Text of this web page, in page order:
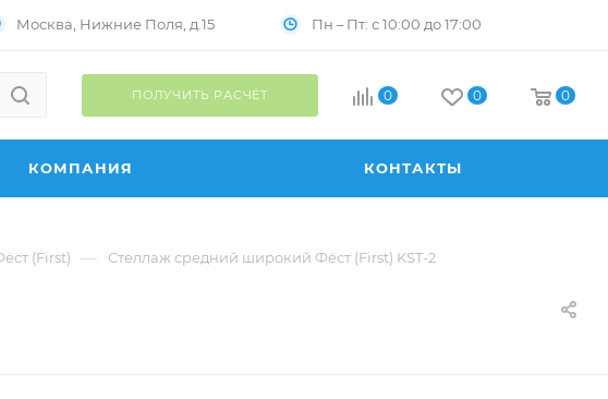
Москва, Нижние Поля, д.15 Пн – Пт: с 10:00 до 17:00
ПОЛУЧИТЬ РАСЧЁТ 0 0 0
КОМПАНИЯ КОНТАКТЫ
(First) — Стеллаж средний широкий Фёст (First) KST-2